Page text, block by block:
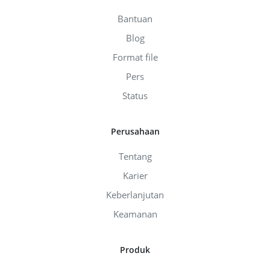
Bantuan
Blog
Format file
Pers
Status
Perusahaan
Tentang
Karier
Keberlanjutan
Keamanan
Produk